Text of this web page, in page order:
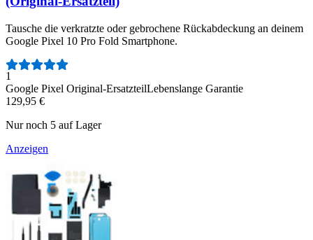
Tausche die verkratzte oder gebrochene Rückabdeckung an deinem
Google Pixel 10 Pro Fold Smartphone.
Anzahl der Bewertungen:
1
Google Pixel Original-ErsatzteilLebenslange Garantie
129,95 €
Nur noch 5 auf Lager
Anzeigen